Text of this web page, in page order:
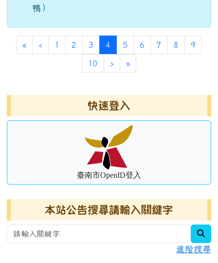
鴨）
«第一頁
‹ 上一頁
1 2 3 4 (目前頁次)
5 6 7 8 9
10 ›下一頁
»最後頁
快速登入
臺南市OpenID登入
本站公告搜尋請輸入關鍵字
進階搜尋